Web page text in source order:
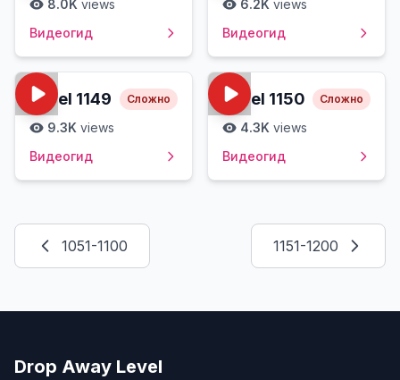
8.0K views
Видеогид
6.2K views
Видеогид
Level 1149 Сложно
9.3K views
Видеогид
Level 1150 Сложно
4.3K views
Видеогид
1051-1100 1151-1200
Drop Away Level